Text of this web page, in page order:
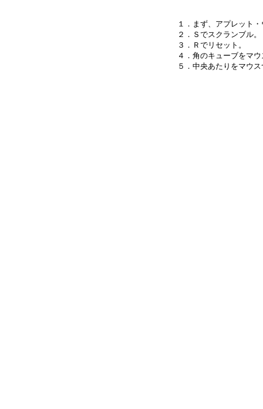
１．まず、アプレット
２．Ｓでスクランブル。
３．Ｒでリセット。
４．角のキューブをマ